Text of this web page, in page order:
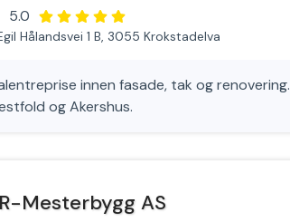
5.0
Hålandsvei 1 B, 3055 Krokstadelva
innen fasade, tak og renovering.
og Akershus.
Mesterbygg AS